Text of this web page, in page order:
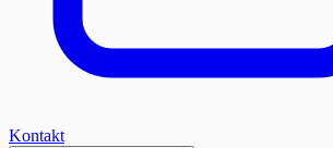
Kontakt